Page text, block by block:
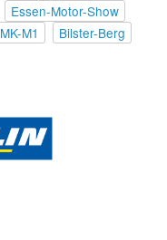
Essen-Motor-Show
MK-M1 Bilster-Berg